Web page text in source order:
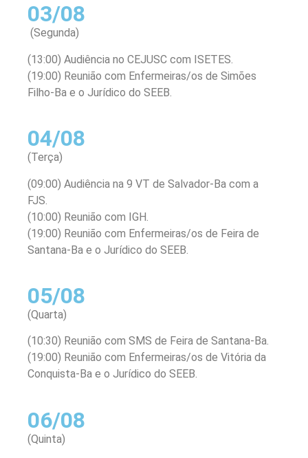
03/08
(Segunda)
(13:00) Audiência no CEJUSC com ISETES.
(19:00) Reunião com Enfermeiras/os de Simões
Filho-Ba e o Jurídico do SEEB.
04/08
(Terça)
(09:00) Audiência na 9 VT de Salvador-Ba com a
FJS.
(10:00) Reunião com IGH.
(19:00) Reunião com Enfermeiras/os de Feira de
Santana-Ba e o Jurídico do SEEB.
05/08
(Quarta)
(10:30) Reunião com SMS de Feira de Santana-Ba.
(19:00) Reunião com Enfermeiras/os de Vitória da
Conquista-Ba e o Jurídico do SEEB.
06/08
(Quinta)